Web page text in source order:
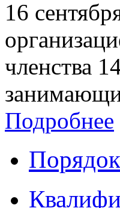
16
членства
Подробнее